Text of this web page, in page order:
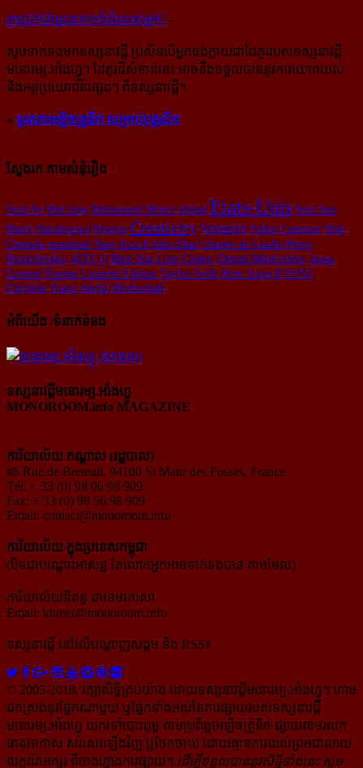
រក​​ប្រាក់​​ជា​​មួយ​​គេហទំព័រ​​របស់​​អ្នក? -
សូម​ទាក់ទង​មក​ទស្សនាវដ្ដី ប្រសិន​បើ​អ្នក​ចង់​ក្លាយ​ជា​ដៃគូរ​របស់​ទស្សនាវដ្ដី​
មនោរម្យ.អាំងហ្វូ។ ដៃ​គូរ​ដ៏​សំខាន់​នេះ អាច​នឹង​ទទួល​បាន​នូវ​ការ​យោគយល់
និង​អត្ថ​ប្រយោជន៍​ផ្សេងៗ ពីទស្សនាវដ្ដី។
» ទូរសាអេឡិចត្រូនិក សម្រាប់បុគ្គលិក
ស្វែងរក តាមសំនុំរឿង
Srah Po Mot long Mohamed Morsi djihad Etats-Unis Son San
Marty Natalegawa Nigeria Creativity Vampire Fabio Coentrao Yuk
Chenda mondiale Neay Kroch Julio Diaz Charles de Gaulle Petro
Porochenko ATIV Q Blue Star Line Caltex Dmitri Medvedev Anna
Goutsol Pasteur Laurent Fabius Taylor Swift Kim Jong-Il H1N1
Citylink Yang Jiechi Hezbollah
អំពីយើង /ទំនាក់ទំនង
ទស្សនាវដ្ដីមនោរម្យ.អាំងហ្វូ
MONOROOM.info MAGAZINE
ការិយាល័យ កណ្ដាល (រដ្ឋបាល)
#6 Rue de Breteuil, 94100 St Maur des Fosses, France
Tél: + 33 (0) 98 06 98 909
Fax: + 33 (0) 98 56 98 909
Email: contact@monoroom.info
ការិយាល័យ ក្នុង​ប្រទេស​កម្ពុជា
(បិទជាបណ្ដោះអាសន្ន តែលោកអ្នកអាចទាក់ទងបាន តាមមែល)
ការិយាល័យនិពន្ធ ជាខេមរភាសា
Email: khmer@monoroom.info
ទស្សនាវដ្ដី​ នៅលើបណ្ដាញសង្គម និង RSS៖
© 2005-2018, រក្សាសិទ្ធិគ្រប់យ៉ាង ដោយទស្សនាវដ្ដី​មនោរម្យ.អាំងហ្វូ។ ហាម​
ដក​ស្រង់​នូវ​ផ្នែក​ណា​មួយ​ ឬ​ផ្នែក​ទាំង​អស់​នៃ​ការ​ផ្សាយ​របស់​ទស្សនាវដ្ដី​​
មនោរម្យ.អាំងហ្វូ យក​ទៅ​​បោះពុម្ព តាម​ប្រព័ន្ធ​អេឡិច​ត្រូនិច ផ្សាយ​តាម​រលក​
ធាតុអាកាស សរសេរ​ឡើង​វិញ ឬ​ចែក​ចាយ​ ដោយ​គ្មាន​ការ​យល់ព្រមជា​លាយ​
លក្ខណ៍​អក្សរ​ ពី​ចាងហ្វាង​ការ​ផ្សាយ​។ ដើម្បី​ទទួល​បាននូវសិទ្ធិ​ទាំងនេះ សូម​